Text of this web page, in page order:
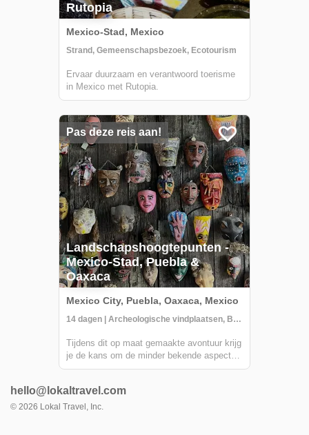
Rutopia
Mexico-Stad, Mexico
Strand, Gemeenschapsbezoek, Ecotourism
Ervaar duurzaam en verantwoord toerisme
in Mexico met Rutopia.
Pas deze reis aan!
Landschapshoogtepunten -
Mexico-Stad, Puebla &
Oaxaca
Mexico City, Puebla, Oaxaca, Mexico
14 dagen | Archeologische vindplaatsen, Boottocht, Les/Workshop
Tijdens dit op maat gemaakte avontuur krijg
je de kans om de minder bekende aspecten
van Mexico te ontdekken. Het land zit vol
in het aantal steden dat als UNESCO-
werelderfgoed is erkend, en is de thuisbasis
hello@lokaltravel.com
© 2026 Lokal Travel, Inc.